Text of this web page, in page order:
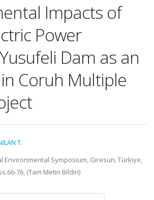
Impacts of
Power
Dam as an
Coruh Multiple
T.
Environmental Symposium, Giresun, Türkiye,
76, (Tam Metin Bildiri)